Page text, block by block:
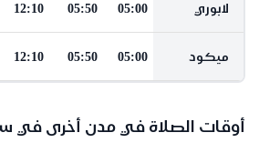
لابوري 05:00
05:50
12:10
ميكود 05:00
05:50
12:10
أوقات الصلاة في مدن أخرى في